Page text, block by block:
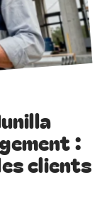
:
clients